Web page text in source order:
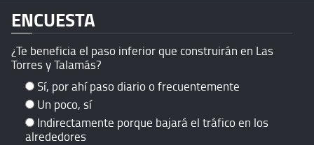
ENCUESTA
¿Te beneficia el paso inferior que construirán en Las
Torres y Talamás?
Sí, por ahí paso diario o frecuentemente
Un poco, sí
Indirectamente porque bajará el tráfico en los
alrededores